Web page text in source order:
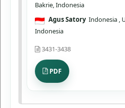
Bakrie, Indonesia
Agus Satory Indonesia ,
Indonesia
3431-3438
PDF